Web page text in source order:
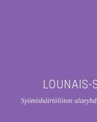
LOUNAIS-
Syömishäiriöliiton